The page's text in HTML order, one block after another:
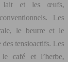
lait et les œufs,
Les
le beurre et le
des tensioactifs. Les
café et l’herbe,